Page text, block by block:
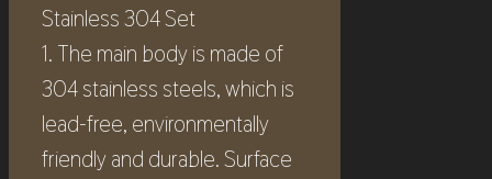
Stainless 304 Set
1. The main body is made of
304 stainless steels, which is
lead-free, environmentally
friendly and durable. Surface